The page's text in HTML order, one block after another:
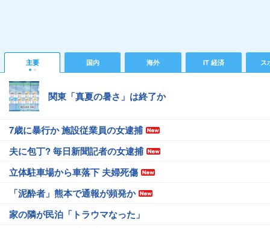
主要 国内 海外 IT 経済 ス
関東「真夏の暑さ」は終了か
7歳に暴行か 施設従業員の女逮捕
夫に包丁? 毎日新聞記者の女逮捕
立体駐車場から車落下 夫婦死傷
「泥酔者」熊本で通報が頻発か
家の隣が民泊「トラウマなった」